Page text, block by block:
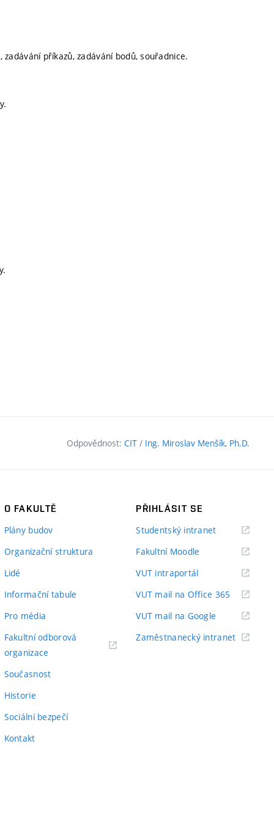
příkazů, zadávání bodů, souřadnice.
Odpovědnost: CIT / Ing. Miroslav Menšík, Ph.D.
O FAKULTĚ
Plány budov
Organizační struktura
Lidé
Informační tabule
Pro média
Fakultní odborová
organizace
Současnost
Historie
Sociální bezpečí
Kontakt
PŘIHLÁSIT SE
Studentský intranet(externí
Fakultní Moodle
VUT intraportál(externí
VUT mail na Office 365 (externí
VUT mail na Google (externí
Zaměstnanecký intranet(externí